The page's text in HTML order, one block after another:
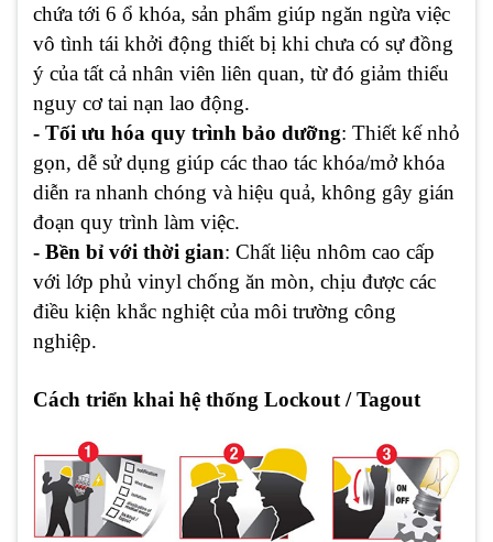
chứa tới 6 ổ khóa, sản phẩm giúp ngăn ngừa việc
vô tình tái khởi động thiết bị khi chưa có sự đồng
ý của tất cả nhân viên liên quan, từ đó giảm thiểu
nguy cơ tai nạn lao động.
- Tối ưu hóa quy trình bảo dưỡng: Thiết kế nhỏ
gọn, dễ sử dụng giúp các thao tác khóa/mở khóa
diễn ra nhanh chóng và hiệu quả, không gây gián
đoạn quy trình làm việc.
- Bền bỉ với thời gian: Chất liệu nhôm cao cấp
với lớp phủ vinyl chống ăn mòn, chịu được các
điều kiện khắc nghiệt của môi trường công
nghiệp.
Cách triển khai hệ thống Lockout / Tagout